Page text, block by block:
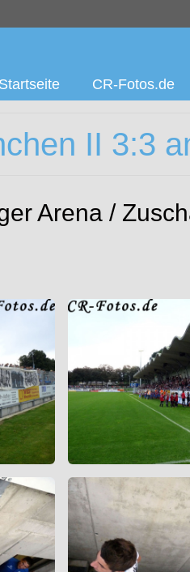
Startseite CR-Fotos.de
II 3:3
Arena /